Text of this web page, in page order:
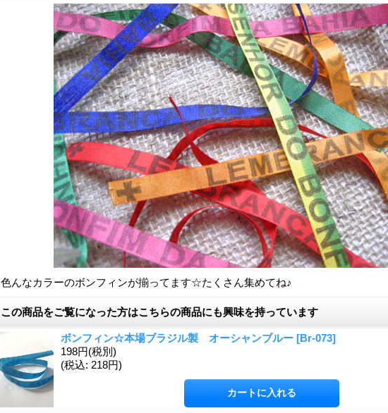
色んなカラーのボンフィンが揃ってます☆たくさん集めてね♪
この商品をご覧になった方はこちらの商品にも興味を持っています
ボンフィン☆本場ブラジル製 オーシャンブルー [Br-073]
198円(税別)
(税込: 218円)